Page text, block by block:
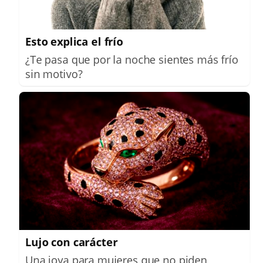
Esto explica el frío
¿Te pasa que por la noche sientes más frío
sin motivo?
Lujo con carácter
Una joya para mujeres que no piden